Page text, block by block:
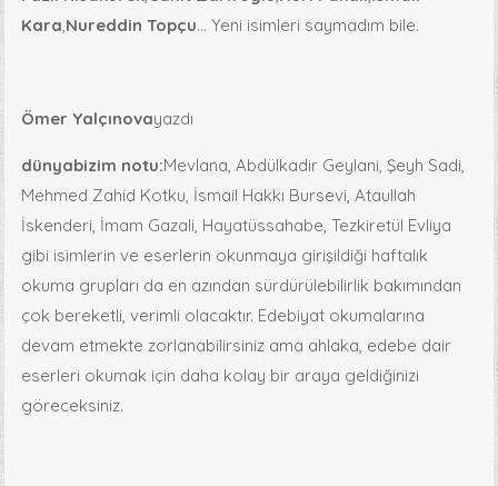
Kara,Nureddin Topçu… Yeni isimleri saymadım bile.
Ömer Yalçınovayazdı
dünyabizim notu:Mevlana, Abdülkadir Geylani, Şeyh Sadi,
Mehmed Zahid Kotku, İsmail Hakkı Bursevi, Ataullah
İskenderi, İmam Gazali, Hayatüssahabe, Tezkiretül Evliya
gibi isimlerin ve eserlerin okunmaya girişildiği haftalık
okuma grupları da en azından sürdürülebilirlik bakımından
çok bereketli, verimli olacaktır. Edebiyat okumalarına
devam etmekte zorlanabilirsiniz ama ahlaka, edebe dair
eserleri okumak için daha kolay bir araya geldiğinizi
göreceksiniz.